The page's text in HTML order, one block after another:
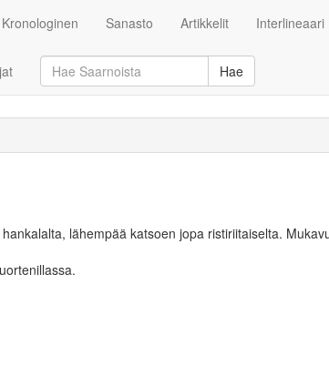
Kronologinen Sanasto Artikkelit Interlineaari
Hae
lähempää katsoen jopa ristiriitaiselta.